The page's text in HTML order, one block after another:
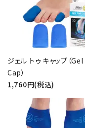
ジェル トゥ キャップ（
Cap）
1,760円(税込)